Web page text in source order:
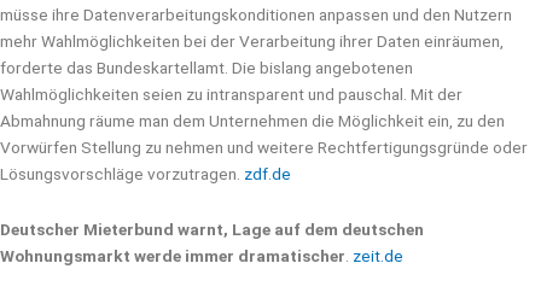
müsse ihre Datenverarbeitungskonditionen anpassen und den Nutzern
mehr Wahlmöglichkeiten bei der Verarbeitung ihrer Daten einräumen,
forderte das Bundeskartellamt. Die bislang angebotenen
Wahlmöglichkeiten seien zu intransparent und pauschal. Mit der
Abmahnung räume man dem Unternehmen die Möglichkeit ein, zu den
Vorwürfen Stellung zu nehmen und weitere Rechtfertigungsgründe oder
Lösungsvorschläge vorzutragen. zdf.de
Deutscher Mieterbund warnt, Lage auf dem deutschen
Wohnungsmarkt werde immer dramatischer zeit.de